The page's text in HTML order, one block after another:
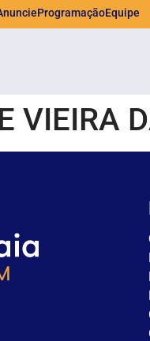
ProgramaçãoEquipe
VIEIRA